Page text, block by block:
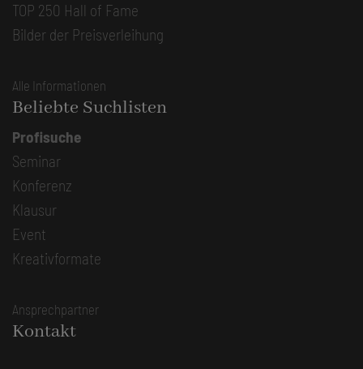
TOP 250 Hall of Fame
Bilder der Preisverleihung
Alle Informationen
Beliebte Suchlisten
Profisuche
Seminar
Konferenz
Klausur
Event
Kreativformate
Ansprechpartner
Kontakt